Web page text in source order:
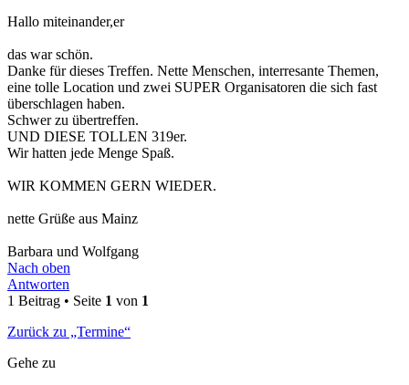
Hallo miteinander,er
das war schön.
Danke für dieses Treffen. Nette Menschen, interresante Themen,
eine tolle Location und zwei SUPER Organisatoren die sich fast
überschlagen haben.
Schwer zu übertreffen.
UND DIESE TOLLEN 319er.
Wir hatten jede Menge Spaß.
WIR KOMMEN GERN WIEDER.
nette Grüße aus Mainz
Barbara und Wolfgang
Nach oben
Antworten
1 Beitrag • Seite 1 von 1
Zurück zu „Termine“
Gehe zu